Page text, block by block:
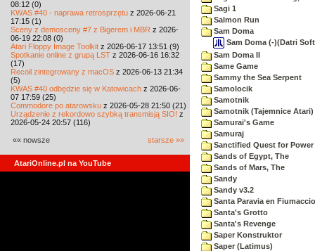
08:12 (0)
KWAS #40 - naprawa retrosprzętu z 2026-06-21
17:15 (1)
Sceny z demosceny #7 z Bigerem i MBR z 2026-
06-19 22:08 (0)
Atari Floppy Image Toolkit z 2026-06-17 13:51 (9)
Spotkanie online z grupą LST z 2026-06-16 16:32
(17)
Recoil zintegrowany z macOS z 2026-06-13 21:34
(5)
KWAS #40 odbędzie się w Katowicach z 2026-06-
07 17:59 (25)
Commodore po atarowsku z 2026-05-28 21:50 (21)
Urządzenie z rekordowo szybką transmisją SIO! z
2026-05-24 20:57 (116)
«« nowsze starsze »»
AtariOnline.pl na YouTube
Sagi 1
Salmon Run
Sam Doma
Sam Doma (-)(Datri
Sam Doma II
Same Game
Sammy the Sea Serpent
Samolocik
Samotnik
Samotnik (Tajemnice Atari)
Samurai's Game
Samuraj
Sanctified Quest for Power
Sands of Egypt, The
Sands of Mars, The
Sandy
Sandy v3.2
Santa Paravia en Fiumaccio
Santa's Grotto
Santa's Revenge
Saper Konstruktor
Saper (Latimus)